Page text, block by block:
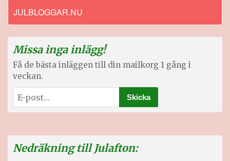
JULBLOGGAR.NU
Missa inga inlägg!
Få de bästa inläggen till din mailkorg 1 gång i
veckan.
Nedräkning till Julafton: